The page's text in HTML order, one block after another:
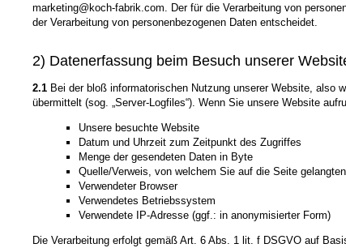
marketing@koch-fabrik.com. Der für die Verarbeitung von
der Verarbeitung von personenbezogenen Daten entscheidet.
2) Datenerfassung beim Besuch unserer
2.1 Bei der bloß informatorischen Nutzung unserer Website, also
übermittelt (sog. „Server-Logfiles“). Wenn Sie unsere Website
Unsere besuchte Website
Datum und Uhrzeit zum Zeitpunkt des Zugriffes
Menge der gesendeten Daten in Byte
Quelle/Verweis, von welchem Sie auf die Seite gelangten
Verwendeter Browser
Verwendetes Betriebssystem
Verwendete IP-Adresse (ggf.: in anonymisierter Form)
Die Verarbeitung erfolgt gemäß Art. 6 Abs. 1 lit. f DSGVO auf